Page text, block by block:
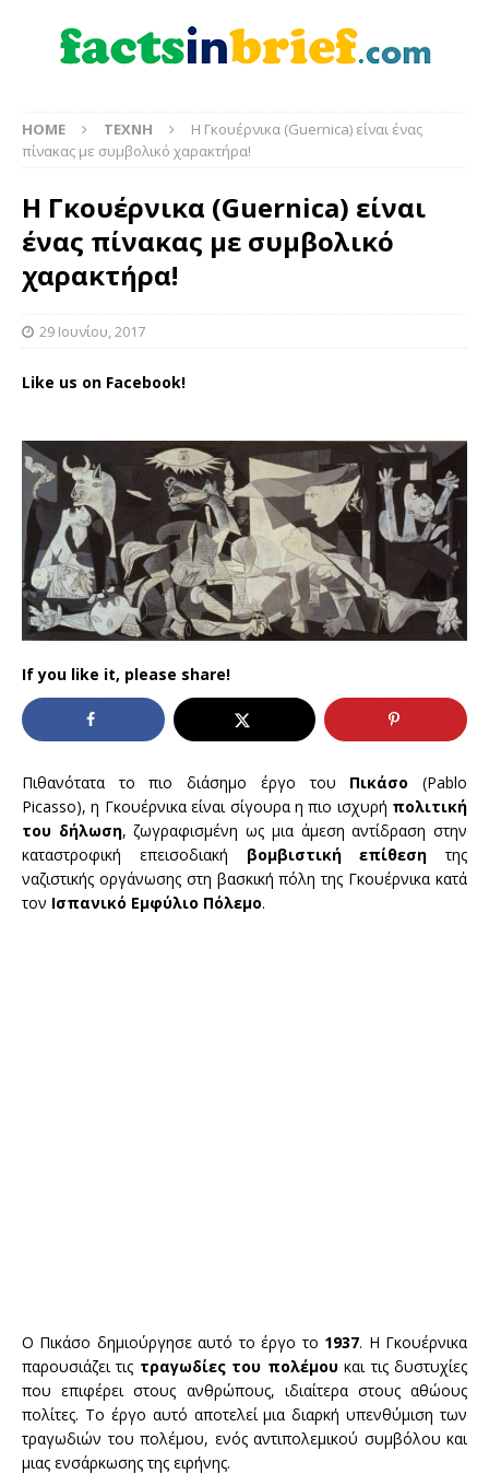
HOME ΤΕΧΝΗ
Η Γκουέρνικα (Guernica) είναι ένας
πίνακας με συμβολικό χαρακτήρα!
Η Γκουέρνικα (Guernica) είναι
ένας πίνακας με συμβολικό
χαρακτήρα!
29 Ιουνίου, 2017
Like us on Facebook!
If you like it, please share!
Πιθανότατα το πιο διάσημο έργο του Πικάσο (Pablo
Picasso), η Γκουέρνικα είναι σίγουρα η πιο ισχυρή πολιτική
του δήλωση, ζωγραφισμένη ως μια άμεση αντίδραση στην
καταστροφική επεισοδιακή βομβιστική επίθεση της
ναζιστικής οργάνωσης στη βασκική πόλη της Γκουέρνικα κατά
τον Ισπανικό Εμφύλιο Πόλεμο.
Ο Πικάσο δημιούργησε αυτό το έργο το 1937. Η Γκουέρνικα
παρουσιάζει τις τραγωδίες του πολέμουκαι τις δυστυχίες
που επιφέρει στους ανθρώπους, ιδιαίτερα στους αθώους
πολίτες. Το έργο αυτό αποτελεί μια διαρκή υπενθύμιση των
τραγωδιών του πολέμου, ενός αντιπολεμικού συμβόλου και
μιας ενσάρκωσης της ειρήνης.